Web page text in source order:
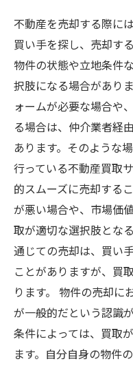
不動産を売却する際に
買い手を探し、売却す
物件の状態や立地条件
択肢になる場合があり
ォームが必要な場合や
る場合は、仲介業者経
あります。そのような
行っている不動産買取
的スムーズに売却する
が悪い場合や、市場価
取が適切な選択肢とな
通じての売却は、買い
ことがありますが、買
ります。 物件の売却に
が一般的だという認識
条件によっては、買取
ます。自分自身の物件